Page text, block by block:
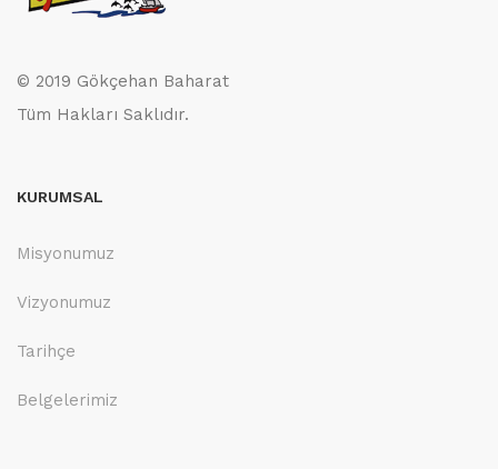
© 2019 Gökçehan Baharat
Tüm Hakları Saklıdır.
KURUMSAL
Misyonumuz
Vizyonumuz
Tarihçe
Belgelerimiz